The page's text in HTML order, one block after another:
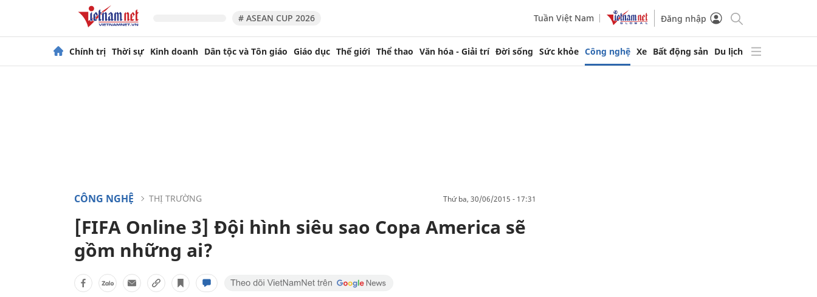
# ASEAN CUP 2026 Tuần Việt Nam Đăng nhập
Chính trị Thời sự Kinh doanh Dân tộc và Tôn giáo Giáo dục Thế giới Thể thao Văn hóa - Giải trí Đời sống Sức khỏe Công nghệ Xe Bất động sản Du lịch
CÔNG NGHỆ THỊ TRƯỜNG thứ ba, 30/06/2015 - 17:31
[FIFA Online 3] Đội hình siêu sao Copa America sẽ
gồm những ai?